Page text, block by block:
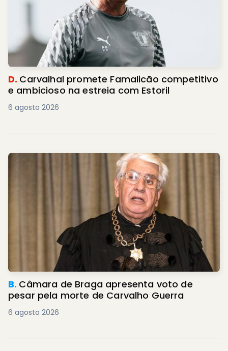
D. Carvalhal promete Famalicão competitivo
e ambicioso na estreia com Estoril
6 agosto 2026
B. Câmara de Braga apresenta voto de
pesar pela morte de Carvalho Guerra
6 agosto 2026